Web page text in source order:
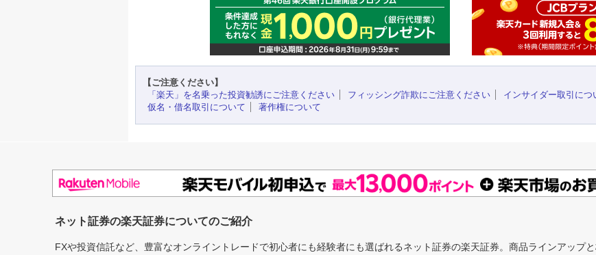
【ご注意ください】
「楽天」を名乗った投資勧誘にご注意ください
フィッシング詐欺にご注意ください インサイダー取引につ
仮名・借名取引について
著作権について
ネット証券の楽天証券についてのご紹介
FXや投資信託など、豊富なオンライントレードで初心者にも経験者にも選ばれるネット証券の楽天証券。商品ラインアップ